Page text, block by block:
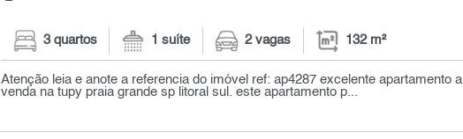
3 quartos 1 suíte 2 vagas 132 m²
Atenção leia e anote a referencia do imóvel ref: ap4287 excelente apartamento a
venda na tupy praia grande sp litoral sul. este apartamento p...